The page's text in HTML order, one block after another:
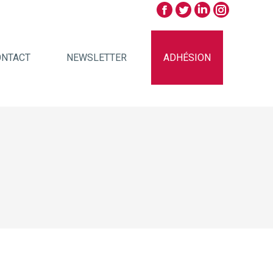
NEWSLETTER ADHÉSION